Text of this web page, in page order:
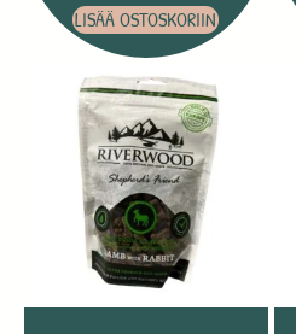
LISÄÄ OSTOSKORIIN